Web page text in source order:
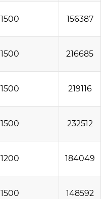
1500 156387
1500 216685
1500 219116
1500 232512
1200 184049
1500 148592